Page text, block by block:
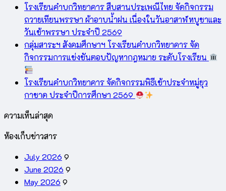
โรงเรียนคำบกวิทยาคาร สืบสานประเพณีไทย จัดกิจกรรม
ถวายเทียนพรรษา ผ้าอาบน้ำฝน เนื่องในวันอาสาฬหบูชาและ
วันเข้าพรรษา ประจำปี 2569
กลุ่มสาระฯ สังคมศึกษาฯ โรงเรียนคำบกวิทยาคาร จัด
กิจกรรมการแข่งขันตอบปัญหากฎหมาย ระดับโรงเรียน
โรงเรียนคำบกวิทยาคาร จัดกิจกรรมพิธีเข้าประจำหมู่ยุว
กาชาด ประจำปีการศึกษา 2569
ความเห็นล่าสุด
ห้องเก็บข่าวสาร
July 2026 9
June 2026 9
May 2026 9